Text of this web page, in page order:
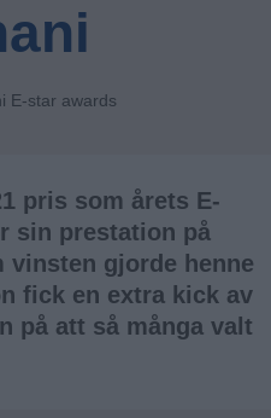
pris som årets E-
sin prestation på
vinsten gjorde henne
fick en extra kick av
på att så många valt